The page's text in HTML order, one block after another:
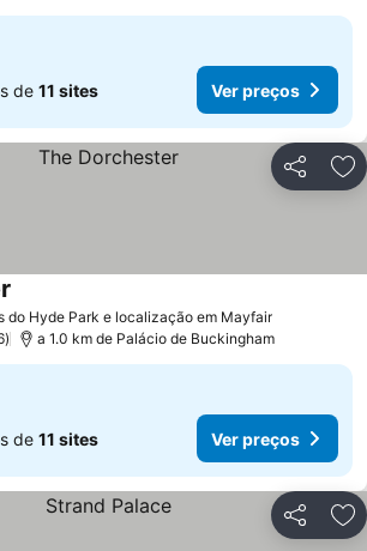
de 11 sites Ver preços
Partilhar
do Hyde Park e localização em Mayfair
a 1.0 km de Palácio de Buckingham
de 11 sites Ver preços
Partilhar